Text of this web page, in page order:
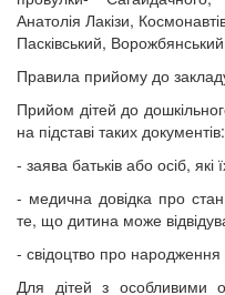
Анатолія Лакізи,
Пасківський,
Правила прийому до
Прийом дітей до
на підставі таких документів:
- заява батьків або осіб, які
- медична довідка про
те, що дитина може
- свідоцтво про народження​
Для дітей з особливими